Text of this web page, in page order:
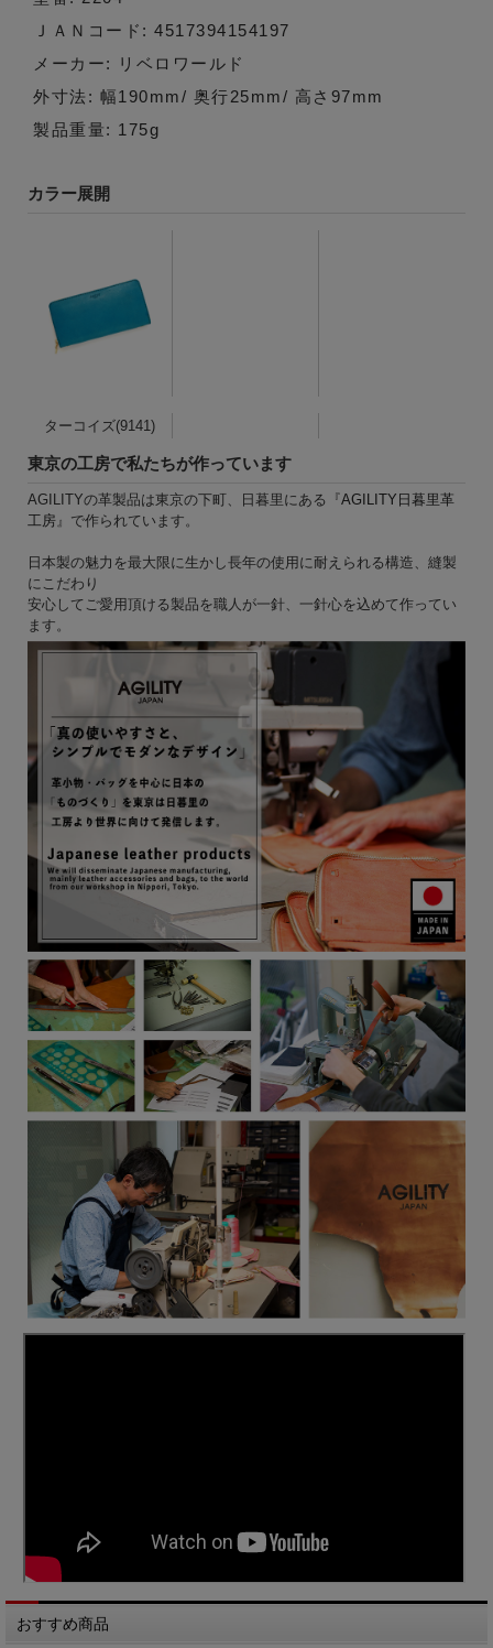
ＪＡＮコード: 4517394154197
メーカー: リベロワールド
外寸法: 幅190mm/ 奥行25mm/ 高さ97mm
製品重量: 175g
カラー展開
ターコイズ(9141)
東京の工房で私たちが作っています
AGILITYの革製品は東京の下町、日暮里にある『AGILITY日暮里革
工房 』で作られています。
日本製の魅力を最大限に生かし長年の使用に耐えられる構造、縫製
にこだわり
安心してご愛用頂ける製品を職人が一針、一針心を込めて作ってい
ます。
おすすめ商品